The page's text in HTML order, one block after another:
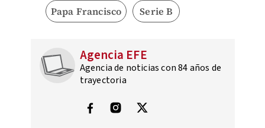
Papa Francisco Serie B
Agencia EFE
Agencia de noticias con 84 años de
trayectoria